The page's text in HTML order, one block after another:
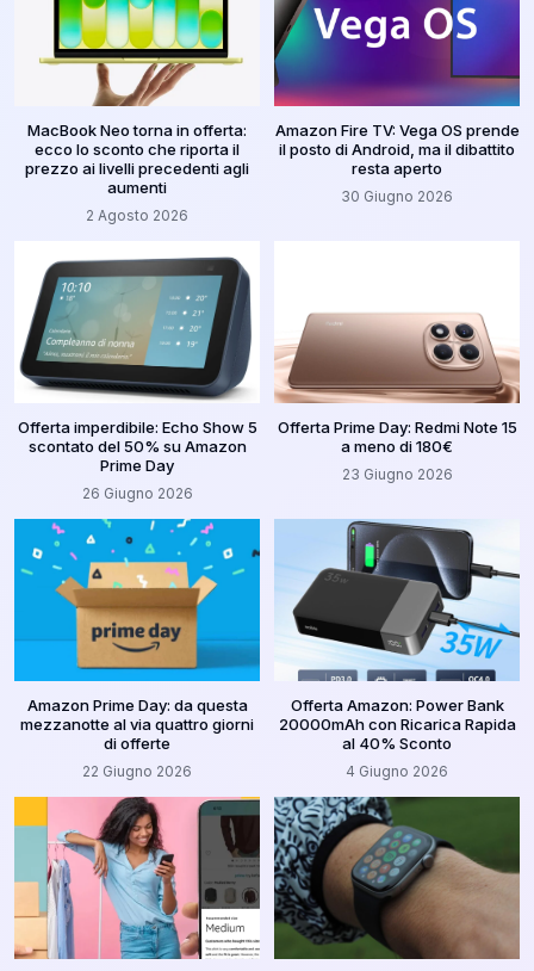
MacBook Neo torna in offerta:
ecco lo sconto che riporta il
prezzo ai livelli precedenti agli
aumenti
2 Agosto 2026
Amazon Fire TV: Vega OS prende
il posto di Android, ma il dibattito
resta aperto
30 Giugno 2026
Offerta imperdibile: Echo Show 5
scontato del 50% su Amazon
Prime Day
26 Giugno 2026
Offerta Prime Day: Redmi Note 15
a meno di 180€
23 Giugno 2026
Amazon Prime Day: da questa
mezzanotte al via quattro giorni
di offerte
22 Giugno 2026
Offerta Amazon: Power Bank
20000mAh con Ricarica Rapida
al 40% Sconto
4 Giugno 2026